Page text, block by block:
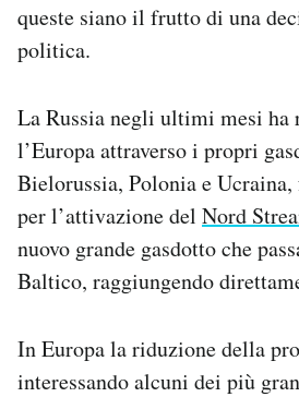
queste siano il frutto di una
politica.
La Russia negli ultimi mesi ha
l’Europa attraverso i propri
Bielorussia, Polonia e
per l’attivazione del Nord
nuovo grande gasdotto che
Baltico, raggiungendo
In Europa la riduzione della
interessando alcuni dei più